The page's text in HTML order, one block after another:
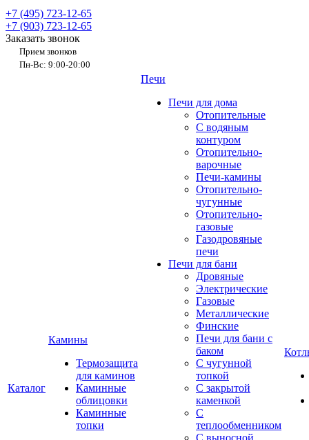
+7 (495) 723-12-65
+7 (903) 723-12-65
Заказать звонок
Прием звонков
Пн-Вс: 9:00-20:00
Каталог
Камины
Термозащита
для каминов
Каминные
облицовки
Каминные
топки
Печи
Печи для дома
Отопительные
C водяным
контуром
Отопительно-
варочные
Печи-камины
Отопительно-
чугунные
Отопительно-
газовые
Газодровяные
печи
Печи для бани
Дровяные
Электрические
Газовые
Металлические
Финские
Печи для бани с
баком
С чугунной
топкой
С закрытой
каменкой
С
теплообменником
С выносной